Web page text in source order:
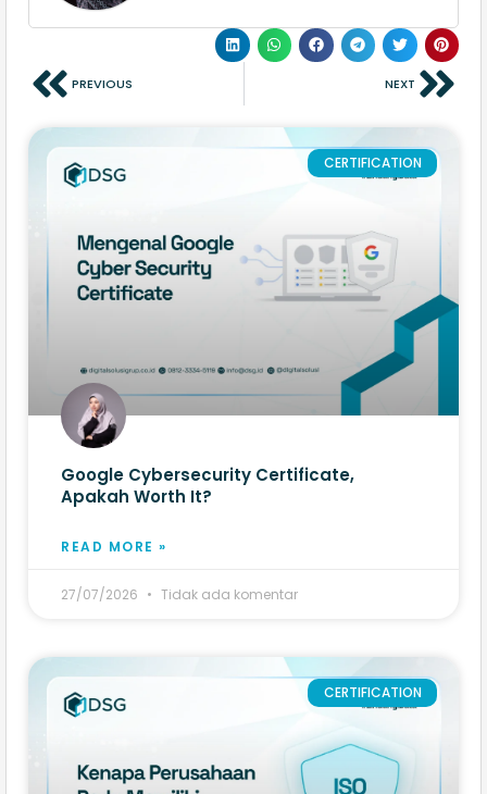
PREVIOUS NEXT
CERTIFICATION
Google Cybersecurity Certificate,
Apakah Worth It?
READ MORE »
27/07/2026 Tidak ada komentar
CERTIFICATION